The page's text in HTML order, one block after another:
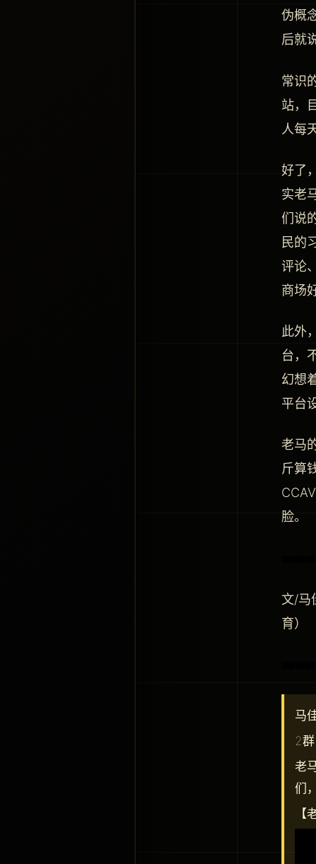
伪概
后就
常识
站，
人每
好了
实老
们说
民的
评论
商场
此外
台，
幻想
平台
老马
斤算
脸。
文/马
育）
马
2
老
们